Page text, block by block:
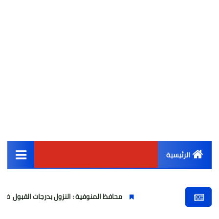
الرئيسية
أخبار مصر
محافظ المنوفية : النزول بدرجات القبول في المدارس